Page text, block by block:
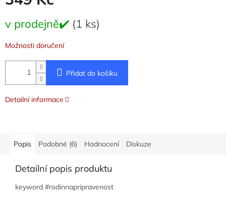
cena:
v prodejně✔️ (1 ks)
Možnosti doručení
Přidat do košíku
Detailní informace
Popis Podobné (6) Hodnocení Diskuze
Detailní popis produktu
keyword #rodinnapripravenost